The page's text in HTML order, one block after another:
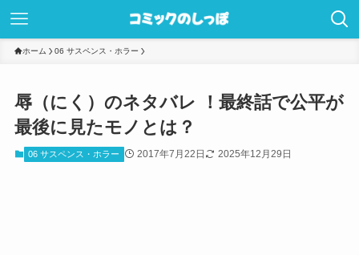
ホーム 06 サスペンス・ホラー
辱（にく）のネタバレ ！最終話で公平が
最後に見たモノとは？
06 サスペンス・ホラー 2017年7月22日 2025年12月29日